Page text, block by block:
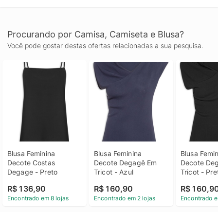
Procurando por Camisa, Camiseta e Blusa?
Você pode gostar destas ofertas relacionadas a sua pesquisa.
Blusa Feminina
Decote Costas
Degage - Preto
R$ 136,90
Encontrado em 8 lojas
Blusa Feminina
Decote Degagê Em
Tricot - Azul
R$ 160,90
Encontrado em 2 lojas
Blusa
Decote
Tricot -
R$
Encontrado